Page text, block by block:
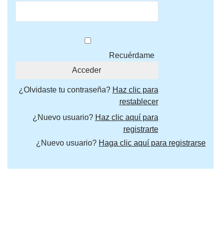
Recuérdame
¿Olvidaste tu contraseña? Haz clic para
restablecer
¿Nuevo usuario? Haz clic aquí para
registrarte
¿Nuevo usuario? Haga clic aquí para registrarse